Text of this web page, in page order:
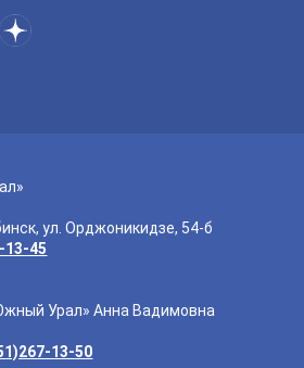
ул. Орджоникидзе, 54-б
13-45
Урал» Анна Вадимовна
13-50